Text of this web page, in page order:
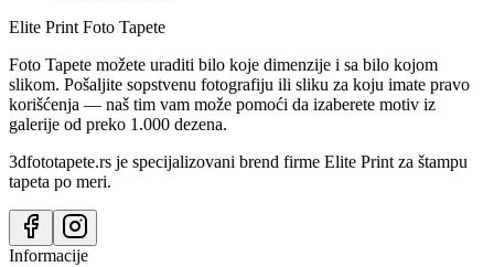
Elite Print Foto Tapete
Foto Tapete možete uraditi bilo koje dimenzije i sa bilo kojom
slikom. Pošaljite sopstvenu fotografiju ili sliku za koju imate pravo
korišćenja — naš tim vam može pomoći da izaberete motiv iz
galerije od preko 1.000 dezena.
3dfototapete.rs je specijalizovani brend firme Elite Print za štampu
tapeta po meri.
Informacije